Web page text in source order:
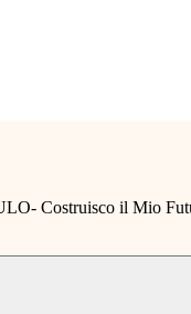
Costruisco il Mio